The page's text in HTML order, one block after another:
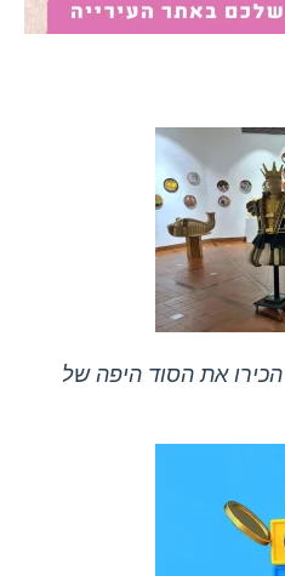
הכירו את הסוד היפה של